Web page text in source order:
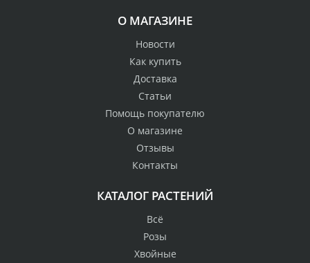
О МАГАЗИНЕ
Новости
Как купить
Доставка
Статьи
Помощь покупателю
О магазине
Отзывы
Контакты
КАТАЛОГ РАСТЕНИЙ
Всё
Розы
Хвойные